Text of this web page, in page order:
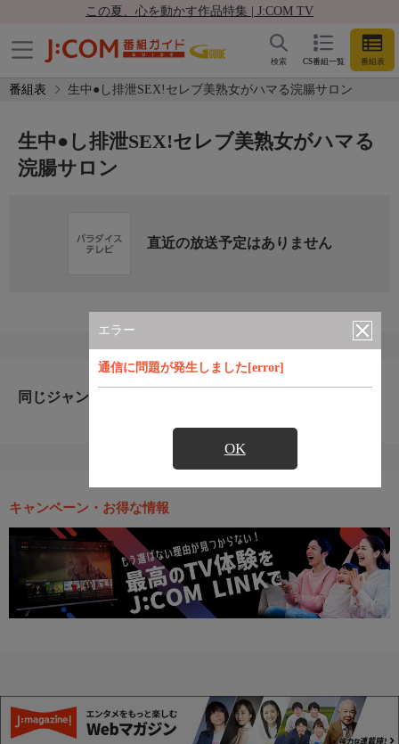
この夏、心を動かす作品特集 | J:COM TV
CS番組一覧 番組表
検索
番組表 生中●し排泄SEX!セレブ美熟女がハマる浣腸サロン
エラー
通信に問題が発生しました[error]
OK
生中●し排泄SEX!セレブ美熟女がハマる
浣腸サロン
直近の放送予定はありません
同じジャンルのおすすめ番組
キャンペーン・お得な情報